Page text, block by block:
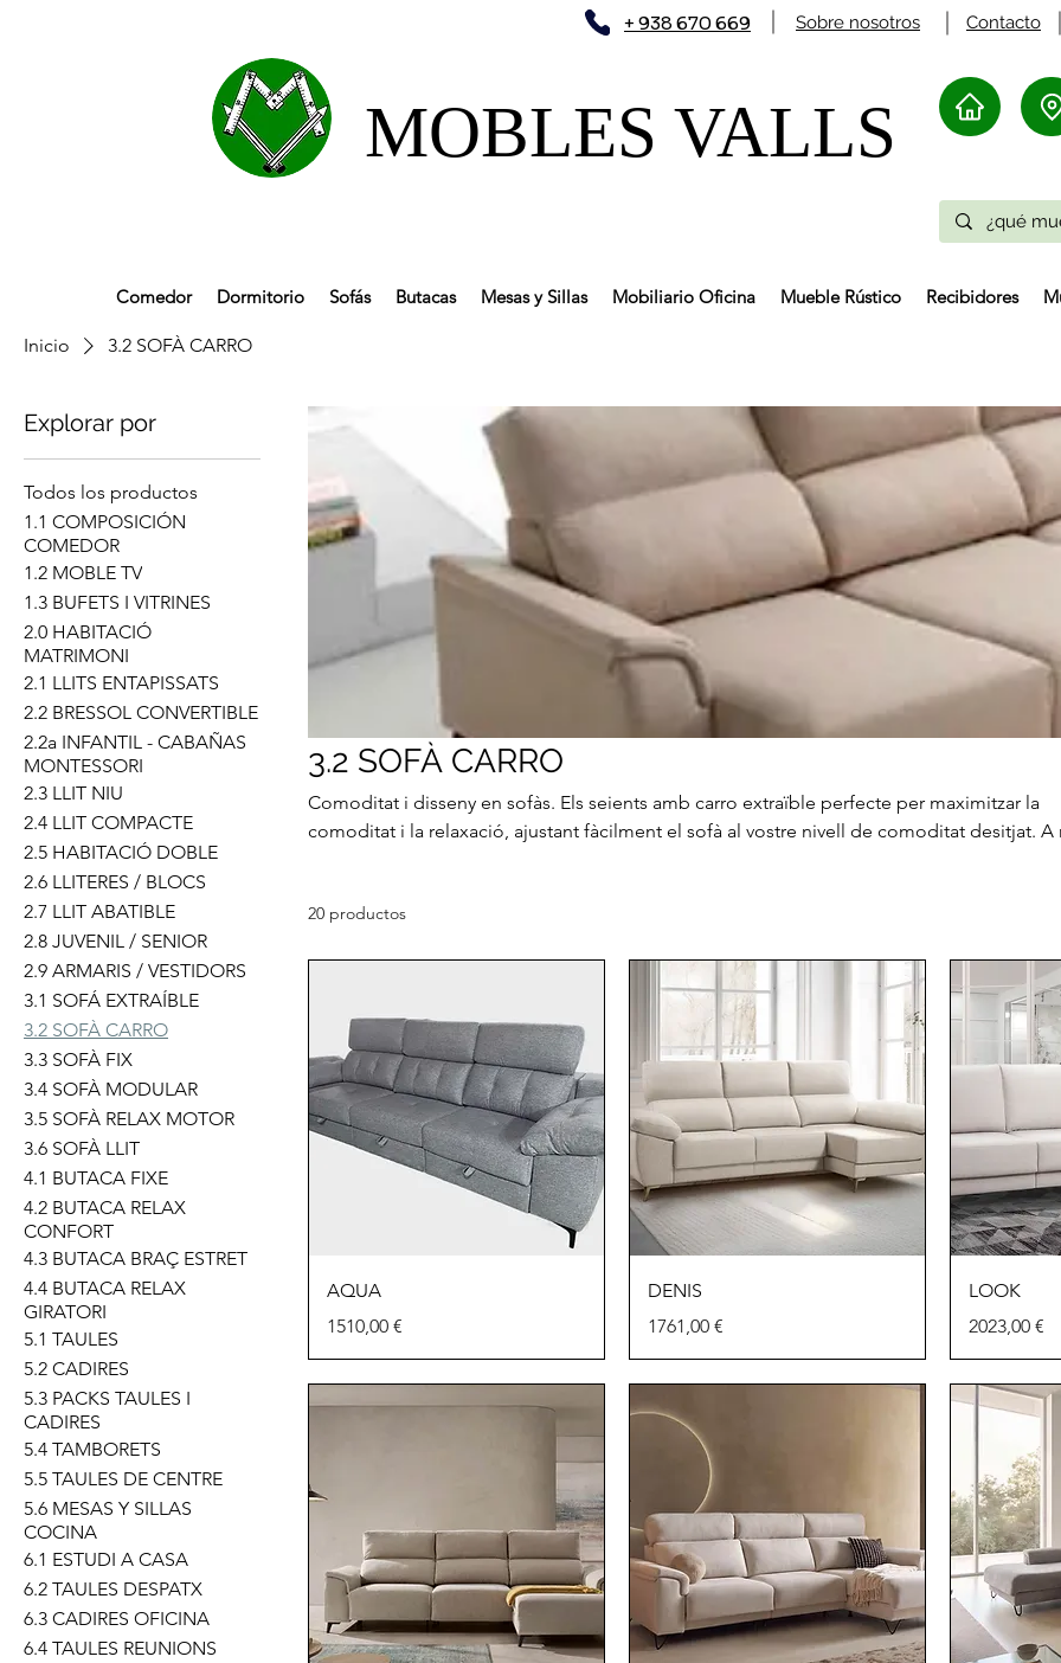
Sobre nosotros
+ 938 670 669 Contacto
MOBLES VALLS​
Comedor Dormitorio Sofás Butacas Mesas y Sillas Mobiliario Oficina Mueble Rústico Recibidores
Inicio 3.2 SOFÀ CARRO
Explorar por
Todos los productos
1.1 COMPOSICIÓN
COMEDOR
1.2 MOBLE TV
1.3 BUFETS I VITRINES
2.0 HABITACIÓ
MATRIMONI
2.1 LLITS ENTAPISSATS
2.2 BRESSOL CONVERTIBLE
2.2a INFANTIL - CABAÑAS
MONTESSORI
2.3 LLIT NIU
2.4 LLIT COMPACTE
2.5 HABITACIÓ DOBLE
2.6 LLITERES / BLOCS
2.7 LLIT ABATIBLE
2.8 JUVENIL / SENIOR
2.9 ARMARIS / VESTIDORS
3.1 SOFÁ EXTRAÍBLE
3.2 SOFÀ CARRO
3.3 SOFÀ FIX
3.4 SOFÀ MODULAR
3.5 SOFÀ RELAX MOTOR
3.6 SOFÀ LLIT
4.1 BUTACA FIXE
4.2 BUTACA RELAX
CONFORT
4.3 BUTACA BRAÇ ESTRET
4.4 BUTACA RELAX
GIRATORI
5.1 TAULES
5.2 CADIRES
5.3 PACKS TAULES I
CADIRES
5.4 TAMBORETS
5.5 TAULES DE CENTRE
5.6 MESAS Y SILLAS
COCINA
6.1 ESTUDI A CASA
6.2 TAULES DESPATX
6.3 CADIRES OFICINA
6.4 TAULES REUNIONS
3.2 SOFÀ CARRO
Comoditat i disseny en sofàs. Els seients amb carro extraïble perfecte per maximitzar la
comoditat i la relaxació, ajustant fàcilment el sofà al vostre nivell de comoditat desitjat. A
les teves necessitats: amb Chaise Longue, sofà cantoner, capçal reclinable, bagul
20 productos
AQUA
Precio
1510,00 €
DENIS
Precio
1761,00 €
LOOK
Precio
2023,00 €